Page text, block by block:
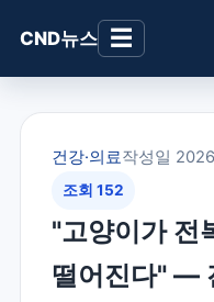
CND뉴스 ☰
건강·의료작성일
조회 152
"고양이가 전
떨어진다" —